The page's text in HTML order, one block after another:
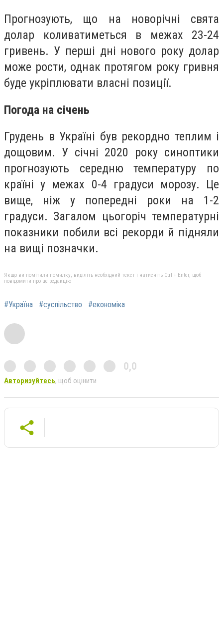
Прогнозують, що на новорічні свята
долар коливатиметься в межах 23-24
гривень. У перші дні нового року долар
може рости, однак протягом року гривня
буде укріплювати власні позиції.
Погода на січень
Грудень в Україні був рекордно теплим і
дощовим. У січні 2020 року синоптики
прогнозують середню температуру по
країні у межах 0-4 градуси морозу. Це
вище, ніж у попередні роки на 1-2
градуси. Загалом цьогоріч температурні
показники побили всі рекорди й підняли
на вищі позначки.
Якщо ви помітили помилку, виділіть необхідний текст і натисніть Ctrl + Enter, щоб
повідомити про це редакцію
#Україна #суспільство #економіка
0,0
Авторизуйтесь, щоб оцінити